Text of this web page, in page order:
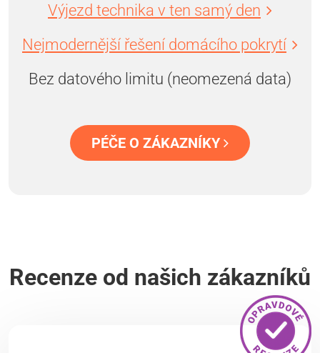
Výjezd technika v ten samý den
Nejmodernější řešení domácího pokrytí
Bez datového limitu (neomezená data)
PÉČE O ZÁKAZNÍKY
Recenze od našich zákazníků